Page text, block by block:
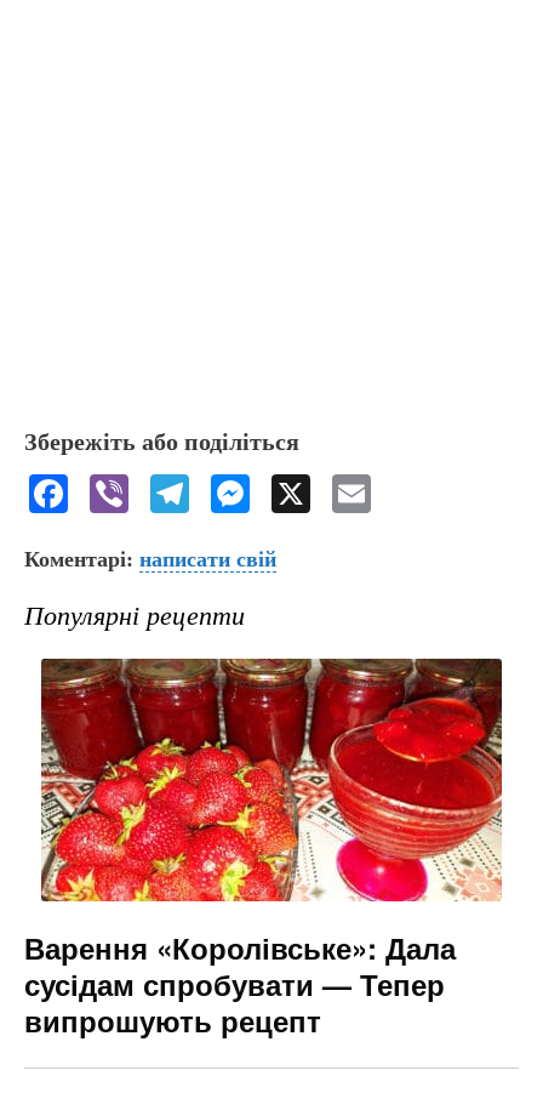
Збережіть або поділіться
F
c
e
b
o
o
k
Vi
er
T
e
gr
a
m
M
s
e
n
g
er
X
Коментарі: написати свій
Популярні рецепти
Варення «Королівське»: Дала
сусідам спробувати — Тепер
випрошують рецепт